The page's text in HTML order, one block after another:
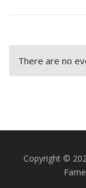
There are no
Copyright ©